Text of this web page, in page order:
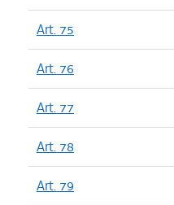
Art. 75
Art. 76
Art. 77
Art. 78
Art. 79